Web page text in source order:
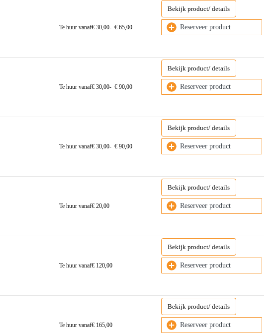
Te huur vanaf€ 30,00- € 65,00
Bekijk product/ details
Reserveer product
Te huur vanaf€ 30,00- € 90,00
Bekijk product/ details
Reserveer product
Te huur vanaf€ 30,00- € 90,00
Bekijk product/ details
Reserveer product
Te huur vanaf€ 20,00
Bekijk product/ details
Reserveer product
Te huur vanaf€ 120,00
Bekijk product/ details
Reserveer product
Te huur vanaf€ 165,00
Bekijk product/ details
Reserveer product